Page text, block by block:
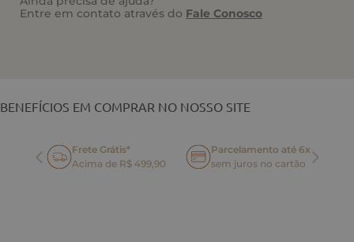
Entre em contato através do Fale Conosco
BENEFÍCIOS EM COMPRAR NO NOSSO SITE
Frete Grátis*
Acima de R$ 499,90
Parcelamento até 6x
sem juros no cartão